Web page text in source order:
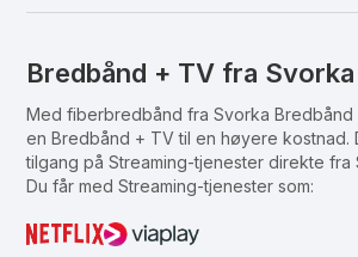
Bredbånd + TV fra
Med fiberbredbånd fra Svorka
en Bredbånd + TV til en høyere kostnad.
tilgang på Streaming-tjenester direkte fra
Du får med Streaming-tjenester som: